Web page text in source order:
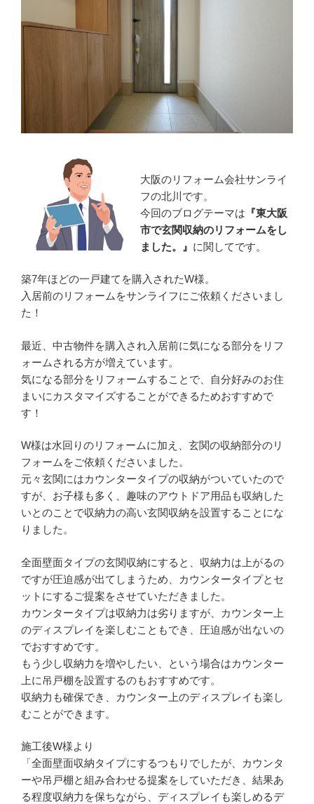
大阪のリフォーム会社サンライ
フの北川です。
今回のブログテーマは 『東大阪
市で玄関収納のリフォームをし
ました。』 に関してです。
築7年ほどの一戸建てを購入されたW様。
入居前のリフォームをサンライフにご依頼くださいまし
た！
最近、中古物件を購入され入居前に気になる部分をリフ
ォームされる方が増えています。
気になる部分をリフォームすることで、自分好みのお住
まいにカスタマイズすることができるためおすすめで
す！
W様は水回りのリフォームに加え、玄関の収納部分のリ
フォームをご依頼くださいました。
元々玄関にはカウンタータイプの収納がついていたので
すが、お子様も多く、趣味のアウトドア用品も収納した
いとのことで収納力の高い玄関収納を設置することにな
りました。
全面壁面タイプの玄関収納にすると、収納力は上がるの
ですが圧迫感が出てしまうため、カウンタータイプとセ
ットにするご提案をさせていただきました。
カウンタータイプは収納力は劣りますが、カウンター上
のディスプレイを楽しむこともでき、圧迫感が出ないの
でおすすめです。
もう少し収納力を増やしたい、という場合はカウンター
上に吊戸棚を設置するのもおすすめです。
収納力も確保でき、カウンター上のディスプレイも楽し
むことができます。
施工後W様より
「全面壁面収納タイプにするつもりでしたが、カウンタ
ーや吊戸棚と組み合わせる提案をしていただき、結果あ
る程度収納力を保ちながら、ディスプレイも楽しめるデ